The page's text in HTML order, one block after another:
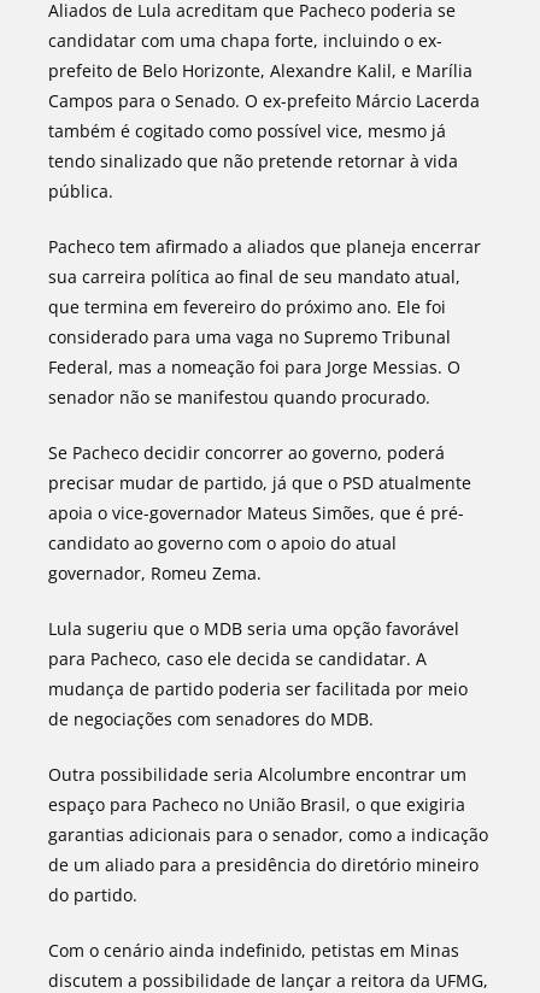
Aliados de Lula acreditam que Pacheco poderia se
candidatar com uma chapa forte, incluindo o ex-
prefeito de Belo Horizonte, Alexandre Kalil, e Marília
Campos para o Senado. O ex-prefeito Márcio Lacerda
também é cogitado como possível vice, mesmo já
tendo sinalizado que não pretende retornar à vida
pública.
Pacheco tem afirmado a aliados que planeja encerrar
sua carreira política ao final de seu mandato atual,
que termina em fevereiro do próximo ano. Ele foi
considerado para uma vaga no Supremo Tribunal
Federal, mas a nomeação foi para Jorge Messias. O
senador não se manifestou quando procurado.
Se Pacheco decidir concorrer ao governo, poderá
precisar mudar de partido, já que o PSD atualmente
apoia o vice-governador Mateus Simões, que é pré-
candidato ao governo com o apoio do atual
governador, Romeu Zema.
Lula sugeriu que o MDB seria uma opção favorável
para Pacheco, caso ele decida se candidatar. A
mudança de partido poderia ser facilitada por meio
de negociações com senadores do MDB.
Outra possibilidade seria Alcolumbre encontrar um
espaço para Pacheco no União Brasil, o que exigiria
garantias adicionais para o senador, como a indicação
de um aliado para a presidência do diretório mineiro
do partido.
Com o cenário ainda indefinido, petistas em Minas
discutem a possibilidade de lançar a reitora da UFMG,